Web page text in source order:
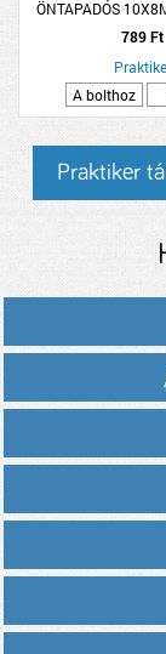
ÖNTAPADÓS
789 Ft
A bolthoz
Praktiker